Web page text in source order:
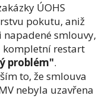
ÚOHS
pokutu, aniž
napadené smlouvy,
kompletní restart
problém".
to, že smlouva
nebyla uzavřena